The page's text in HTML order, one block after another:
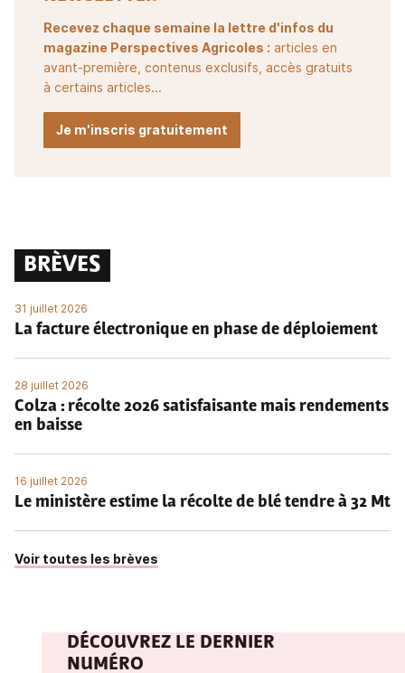
Recevez chaque semaine la lettre d'infos du
magazine Perspectives Agricoles : articles en
avant-première, contenus exclusifs, accès gratuits
à certains articles...
Je m'inscris gratuitement
BRÈVES
31 juillet 2026
La facture électronique en phase de déploiement
28 juillet 2026
Colza : récolte 2026 satisfaisante mais rendements
en baisse
16 juillet 2026
Le ministère estime la récolte de blé tendre à 32 Mt
Voir toutes les brèves
DÉCOUVREZ LE DERNIER
NUMÉRO